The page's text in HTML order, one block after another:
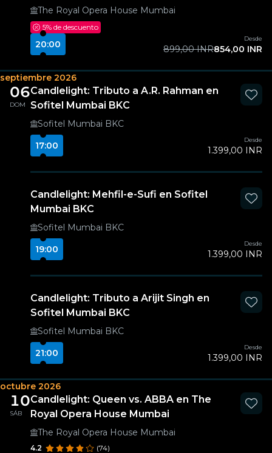
The Royal Opera House Mumbai
5% de descuento
20:00
Desde
899,00 INR854,00 INR
septiembre 2026
06
DOM
Candlelight: Tributo a A.R. Rahman en
Sofitel Mumbai BKC
Sofitel Mumbai BKC
17:00
Desde
1.399,00 INR
Candlelight: Mehfil-e-Sufi en Sofitel
Mumbai BKC
Sofitel Mumbai BKC
19:00
Desde
1.399,00 INR
Candlelight: Tributo a Arijit Singh en
Sofitel Mumbai BKC
Sofitel Mumbai BKC
21:00
Desde
1.399,00 INR
octubre 2026
10
SÁB
Candlelight: Queen vs. ABBA en The
Royal Opera House Mumbai
The Royal Opera House Mumbai
4.2 (74)